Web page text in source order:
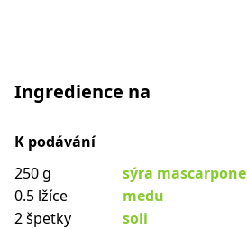
Ingredience na
K podávání
250 g
sýra mascarpone
0.5 lžíce
medu
2 špetky
soli